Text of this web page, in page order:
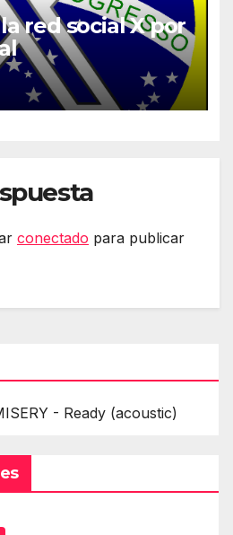
red social X por
conectado para publicar
- Ready (acoustic)